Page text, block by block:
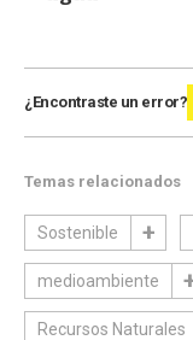
¿Encontraste un error?
Temas relacionados
Sostenible
medioambiente
Recursos Naturales